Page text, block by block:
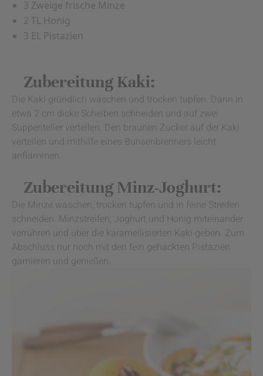
3 Zweige frische Minze
2 TL Honig
3 EL Pistazien
Zubereitung Kaki:
Die Kaki gründlich waschen und trocken tupfen. Dann in
etwa 2 cm dicke Scheiben schneiden und auf zwei
Suppenteller verteilen. Den braunen Zucker auf der Kaki
verteilen und mithilfe eines Bunsenbrenners leicht
anflämmen.
Zubereitung Minz-Joghurt:
Die Minze waschen, trocken tupfen und in feine Streifen
schneiden. Minzstreifen, Joghurt und Honig miteinander
verrühren und über die karamellisierten Kaki geben. Zum
Abschluss nur noch mit den fein gehackten Pistazien
garnieren und genießen.